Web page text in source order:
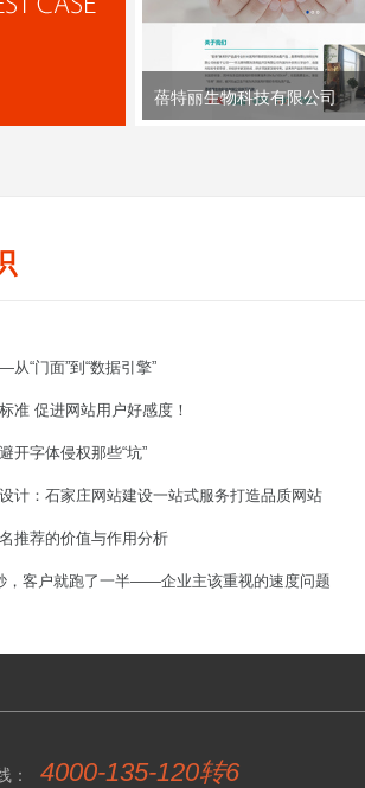
蓓特丽生物科技有限公司
“门面”到“数据引擎”
准 促进网站用户好感度！
开字体侵权那些“坑”
计：石家庄网站建设一站式服务打造品质网站
推荐的价值与作用分析
，客户就跑了一半——企业主该重视的速度问题
： 4000-135-120转6